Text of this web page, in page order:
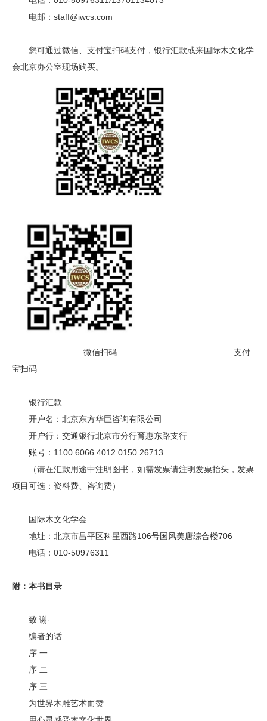
电邮：staff@iwcs.com
您可通过微信、支付宝扫码支付，银行汇款或来国际木文化学
会北京办公室现场购买。
微信扫码 支付
宝扫码
银行汇款
开户名：北京东方华巨咨询有限公司
开户行：交通银行北京市分行育惠东路支行
账号：1100 6066 4012 0150 26713
（请在汇款用途中注明图书，如需发票请注明发票抬头，发票
项目可选：资料费、咨询费）
国际木文化学会
地址：北京市昌平区科星西路106号国风美唐综合楼706
电话：010-50976311
附：本书目录
致 谢·
编者的话
序 一
序 二
序 三
为世界木雕艺术而赞